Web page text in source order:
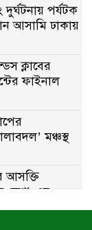
দুর্ঘটনায় পর্যটক
আসামি ঢাকায়
ক্লাবের
ফাইনাল
মঞ্চস্থ
আসক্তি
দেশ’-এর